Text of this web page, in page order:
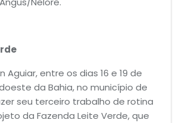
Aguiar, entre os dias 16 e 19 de
da Bahia, no município de
seu terceiro trabalho de rotina
da Fazenda Leite Verde, que